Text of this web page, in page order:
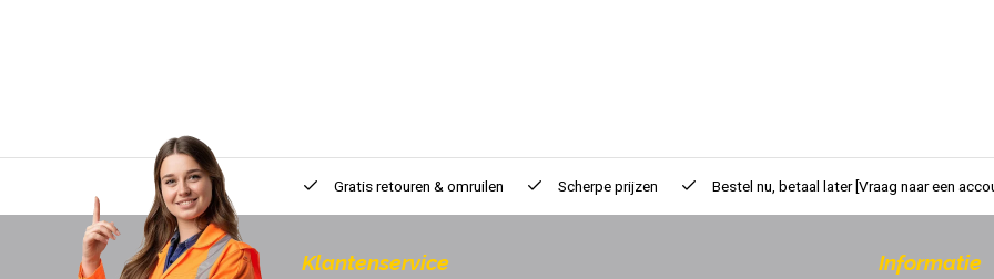
Gratis retouren & omruilen Scherpe prijzen Bestel nu, betaal later [Vraag naar een
Klantenservice Informatie